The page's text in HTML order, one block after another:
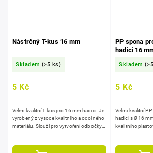
Nástrčný T-kus 16 mm
Skladem (>5 ks)
5 Kč
Velmi kvalitní T-kus pro 16 mm hadici. Je
vyrobený z vysoce kvalitního a odolného
materiálu. Slouží pro vytvoření odbočky z
PP spona
hadici 16
Skladem
5 Kč
Velmi kvalitní
hadici s Ø 16
kvalitního